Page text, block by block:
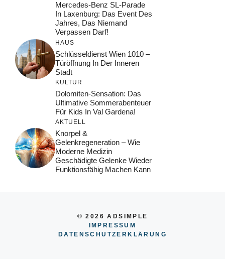
Mercedes-Benz SL-Parade
In Laxenburg: Das Event Des
Jahres, Das Niemand
Verpassen Darf!
HAUS
Schlüsseldienst Wien 1010 –
Türöffnung In Der Inneren
Stadt
KULTUR
Dolomiten-Sensation: Das
Ultimative Sommerabenteuer
Für Kids In Val Gardena!
AKTUELL
Knorpel &
Gelenkregeneration – Wie
Moderne Medizin
Geschädigte Gelenke Wieder
Funktionsfähig Machen Kann
© 2026 ADSIMPLE
IMPRESSUM
DATENSCHUTZERKLÄRUNG